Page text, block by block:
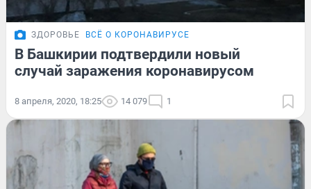
ЗДОРОВЬЕ ВСЁ О КОРОНАВИРУСЕ
В Башкирии подтвердили новый
случай заражения коронавирусом
8 апреля, 2020, 18:25 14 079 1